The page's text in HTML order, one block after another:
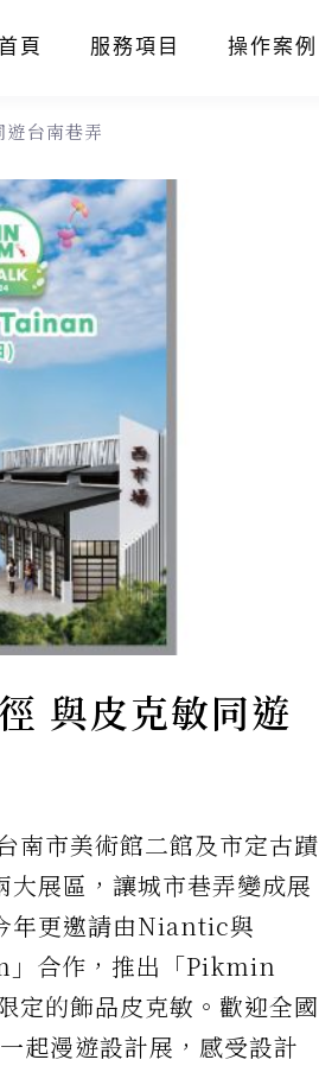
首頁 服務項目 操作案例
台南巷弄
與皮克敏同遊
南市美術館二館及市定古蹟
展區，讓城市巷弄變成展
年更邀請由Niantic與
合作，推出「Pikmin
定的飾品皮克敏。歡迎全國
起漫遊設計展，感受設計